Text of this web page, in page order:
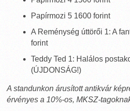
Papírmozi 5 1600 forint
A Reménység úttörői 1: A
forint
Teddy Ted 1: Halálos
(ÚJDONSÁG!)
A standunkon árusított antikvár
érvényes a 10%-os, MKSZ-